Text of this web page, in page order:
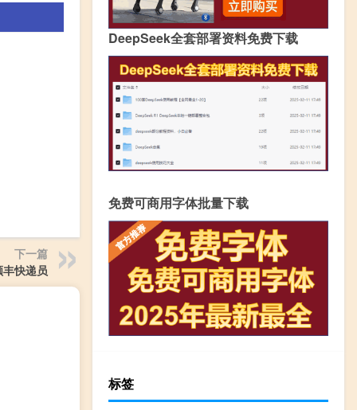
下一篇
快递员
DeepSeek全套部署资料免费下载
免费可商用字体批量下载
标签